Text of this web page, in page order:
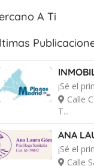
A Ti
¡Sé el
Calle
T...
ANA
¡Sé el
Calle